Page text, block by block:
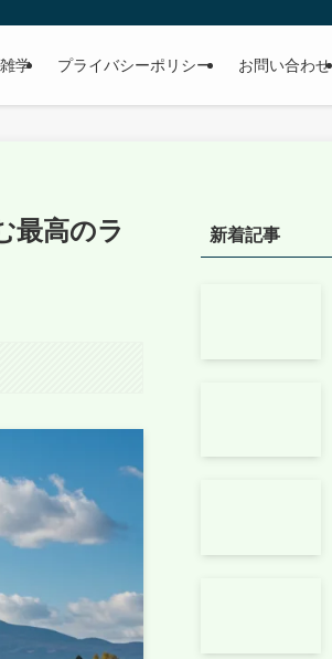
学 プライバシーポリシー お問い合わせ
最高のラ
新着記事